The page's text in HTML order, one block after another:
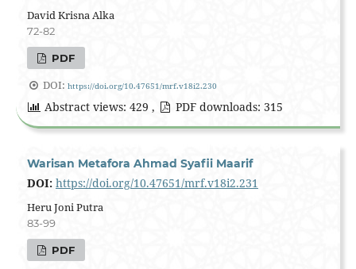
David Krisna Alka
72-82
PDF
DOI: https://doi.org/10.47651/mrf.v18i2.230
Abstract views: 429 , PDF downloads: 315
Warisan Metafora Ahmad Syafii Maarif
DOI: https://doi.org/10.47651/mrf.v18i2.231
Heru Joni Putra
83-99
PDF